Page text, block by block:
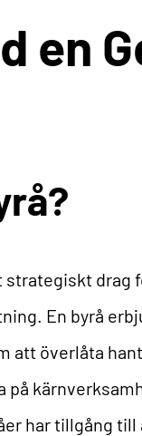
en
strategiskt drag
En byrå
att överlåta
har tillgång